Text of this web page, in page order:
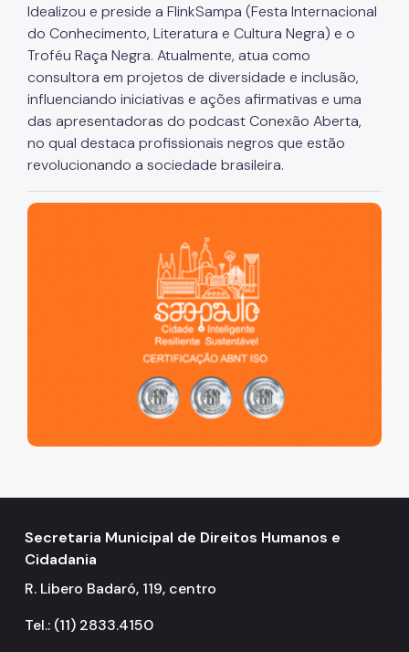
Idealizou e preside a FlinkSampa (Festa Internacional
do Conhecimento, Literatura e Cultura Negra) e o
Troféu Raça Negra. Atualmente, atua como
consultora em projetos de diversidade e inclusão,
influenciando iniciativas e ações afirmativas e uma
das apresentadoras do podcast Conexão Aberta,
no qual destaca profissionais negros que estão
revolucionando a sociedade brasileira.
São Paulo, cidade inteligente, resiliente e sustentável
Secretaria Municipal de Direitos Humanos e
Cidadania
R. Libero Badaró, 119, centro
Tel.: (11) 2833.4150